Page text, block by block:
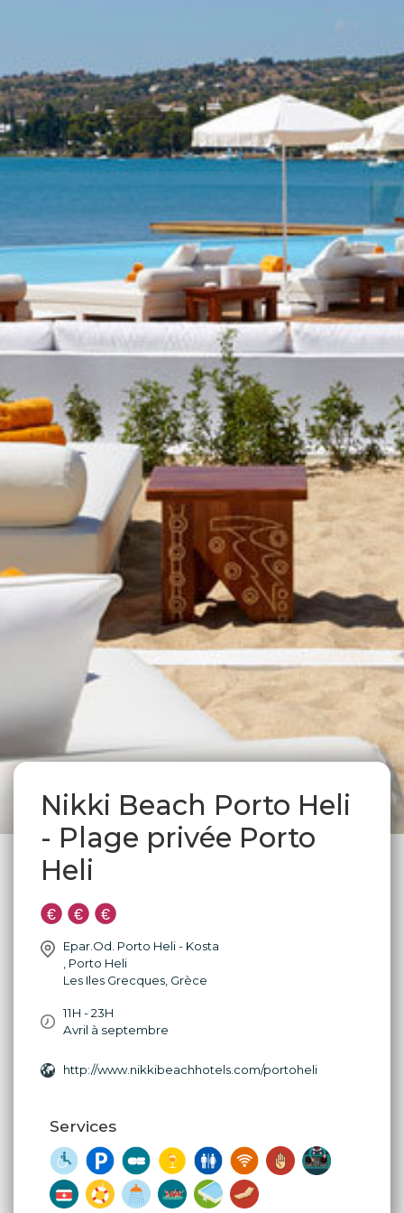
Nikki Beach Porto Heli
- Plage privée Porto
Heli
Epar.Od. Porto Heli - Kosta
, Porto Heli
Les Iles Grecques, Grèce
11H - 23H
Avril à septembre
http://www.nikkibeachhotels.com/portoheli
Services